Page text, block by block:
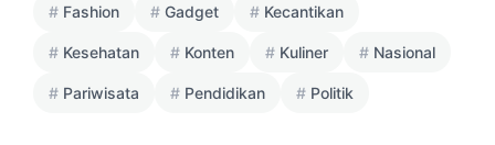
Fashion Gadget Kecantikan
Kesehatan Konten Kuliner Nasional
Pariwisata Pendidikan Politik